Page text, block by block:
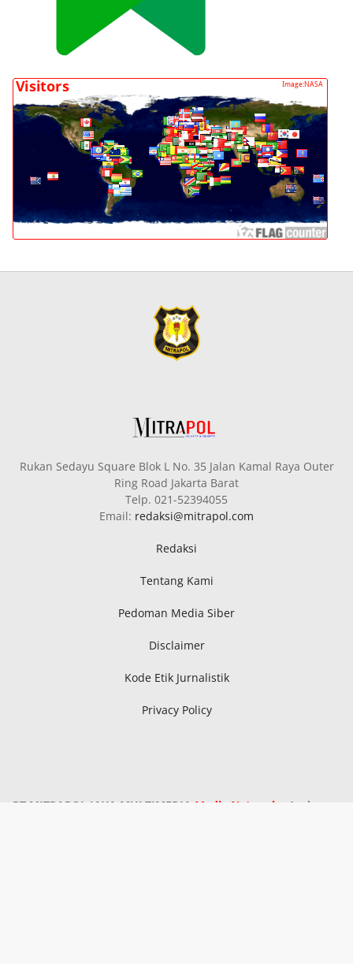
Rukan Sedayu Square Blok L No. 35 Jalan Kamal Raya Outer
Ring Road Jakarta Barat
Telp. 021-52394055
Email: redaksi@mitrapol.com
Redaksi
Tentang Kami
Pedoman Media Siber
Disclaimer
Kode Etik Jurnalistik
Privacy Policy
PT MITRAPOL JAYA MULTIMEDIA Media Network
: Aceh,